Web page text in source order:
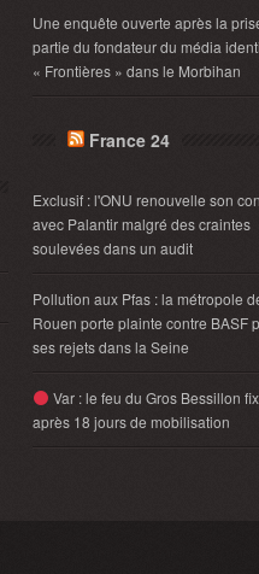
Une enquête ouverte après la
partie du fondateur du média
« Frontières » dans le Morbihan
France 24
Exclusif : l'ONU renouvelle son
avec Palantir malgré des craintes
soulevées dans un audit
Pollution aux Pfas : la métropole
Rouen porte plainte contre BASF
ses rejets dans la Seine
Var : le feu du Gros Bessillon
après 18 jours de mobilisation